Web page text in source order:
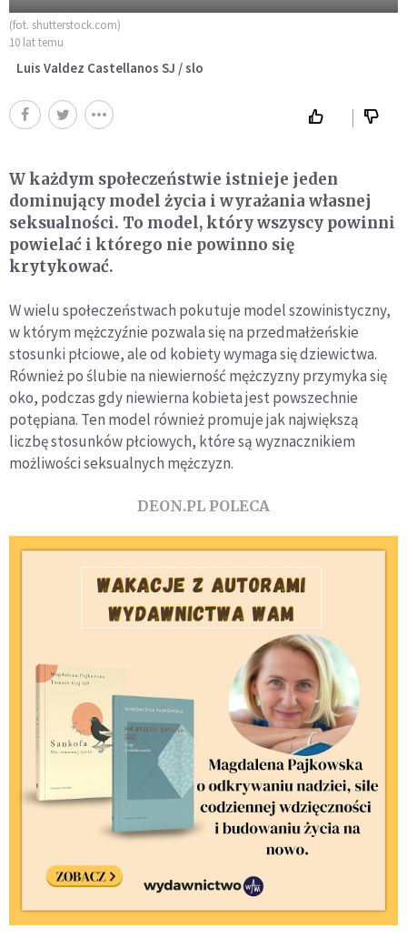
(fot. shutterstock.com)
10 lat temu
Luis Valdez Castellanos SJ / slo
W każdym społeczeństwie istnieje jeden
dominujący model życia i wyrażania własnej
seksualności. To model, który wszyscy powinni
powielać i którego nie powinno się
krytykować.
W wielu społeczeństwach pokutuje model szowinistyczny,
w którym mężczyźnie pozwala się na przedmałżeńskie
stosunki płciowe, ale od kobiety wymaga się dziewictwa.
Również po ślubie na niewierność mężczyzny przymyka się
oko, podczas gdy niewierna kobieta jest powszechnie
potępiana. Ten model również promuje jak największą
liczbę stosunków płciowych, które są wyznacznikiem
możliwości seksualnych mężczyzn.
DEON.PL POLECA